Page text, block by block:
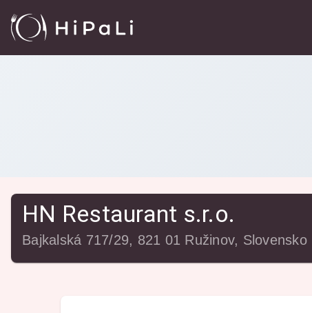
Reštaurácie HN Restaurant s.r.o.
HN Restaurant s.r.o.
Bajkalská 717/29, 821 01 Ružinov, Slovensko